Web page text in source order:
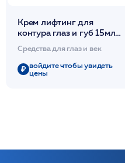
Крем лифтинг для
контура глаз и губ 15мл
/FILLIFT /DdP
Средства для глаз и век
войдите чтобы увидеть
цены